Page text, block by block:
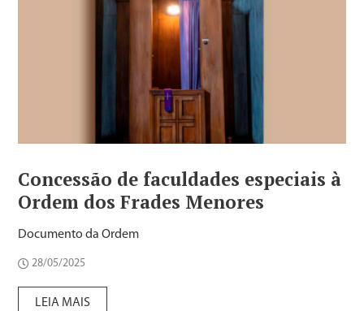
Concessão de faculdades especiais à
Ordem dos Frades Menores
Documento da Ordem
28/05/2025
LEIA MAIS